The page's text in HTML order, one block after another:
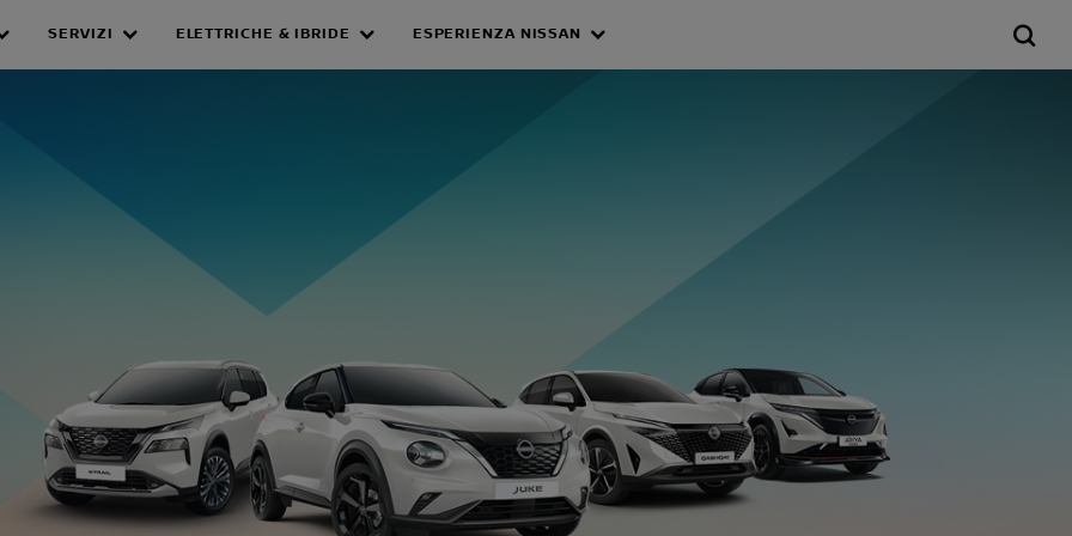
SERVIZI ELETTRICHE & IBRIDE ESPERIENZA NISSAN